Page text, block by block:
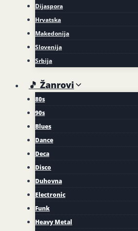
Dijaspora
Hrvatska
Makedonija
Slovenija
Srbija
🎵 Žanrovi
80s
90s
Blues
Dance
Deca
Disco
Duhovna
Electronic
Funk
Heavy Metal